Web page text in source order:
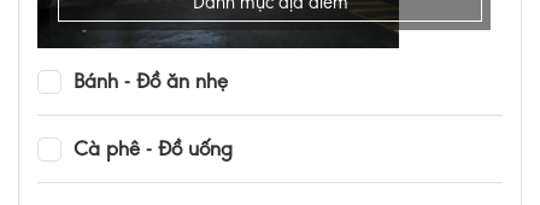
Bánh - Đồ ăn nhẹ
Cà phê - Đồ uống